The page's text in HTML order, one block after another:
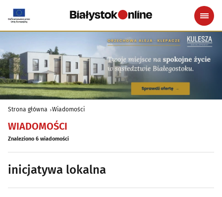
Strona główna Wiadomości
WIADOMOŚCI
Znaleziono 6 wiadomości
inicjatywa lokalna